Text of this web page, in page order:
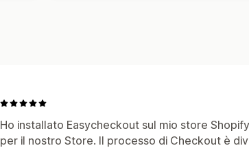
Ho installato Easycheckout sul mio store
per il nostro Store. Il processo di Checkout è